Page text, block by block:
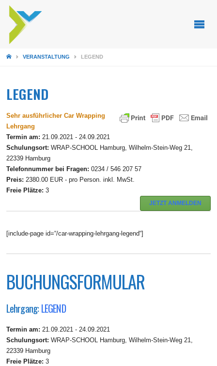
STARTSEITE
VERANSTALTUNG LEGEND
LEGEND
Sehr ausführlicher Car Wrapping
Lehrgang
Termin am: 21.09.2021 - 24.09.2021
Schulungsort: WRAP-SCHOOL Hamburg, Wilhelm-Stein-Weg 21,
22339 Hamburg
Telefonnummer bei Fragen: 0234 / 546 207 57
Preis: 2380.00 EUR - pro Person. inkl. MwSt.
Freie Plätze: 3
JETZT ANMELDEN
[include-page id=“/car-wrapping-lehrgang-legend“]
BUCHUNGSFORMULAR
Lehrgang:LEGEND
Termin am: 21.09.2021 - 24.09.2021
Schulungsort: WRAP-SCHOOL Hamburg, Wilhelm-Stein-Weg 21,
22339 Hamburg
Freie Plätze: 3